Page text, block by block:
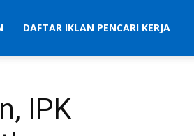
DAFTAR IKLAN PENCARI KERJA
IPK